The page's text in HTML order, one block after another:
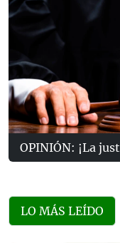
OPINIÓN: ¡La
LO MÁS LEÍDO